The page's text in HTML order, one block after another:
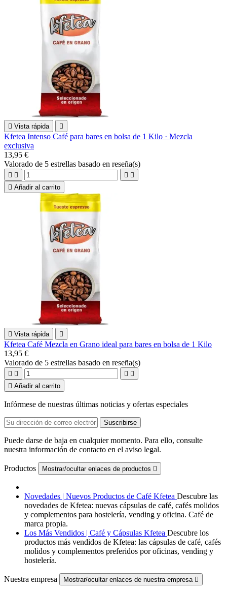
 Vista rápida 
Kfetea Intenso Café para bares en bolsa de 1 Kilo · Mezcla
exclusiva
13,95 €
Valorado de 5 estrellas basado en reseña(s)
   
 Añadir al carrito
 Vista rápida 
Kfetea Café Mezcla en Grano ideal para bares en bolsa de 1 Kilo
13,95 €
Valorado de 5 estrellas basado en reseña(s)
   
 Añadir al carrito
Infórmese de nuestras últimas noticias y ofertas especiales
Puede darse de baja en cualquier momento. Para ello, consulte
nuestra información de contacto en el aviso legal.
Productos Mostrar/ocultar enlaces de productos 
Novedades | Nuevos Productos de Café Kfetea Descubre las
novedades de Kfetea: nuevas cápsulas de café, cafés molidos
y complementos para hostelería, vending y oficina. Café de
marca propia.
Los Más Vendidos | Café y Cápsulas Kfetea Descubre los
productos más vendidos de Kfetea: las cápsulas de café, cafés
molidos y complementos preferidos por oficinas, vending y
hostelería.
Nuestra empresa Mostrar/ocultar enlaces de nuestra empresa 